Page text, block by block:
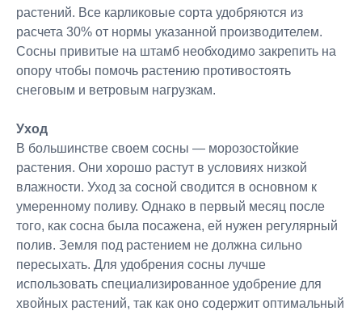
растений. Все карликовые сорта удобряются из
расчета 30% от нормы указанной производителем.
Сосны привитые на штамб необходимо закрепить на
опору чтобы помочь растению противостоять
снеговым и ветровым нагрузкам.
Уход
В большинстве своем сосны — морозостойкие
растения. Они хорошо растут в условиях низкой
влажности. Уход за сосной сводится в основном к
умеренному поливу. Однако в первый месяц после
того, как сосна была посажена, ей нужен регулярный
полив. Земля под растением не должна сильно
пересыхать. Для удобрения сосны лучше
использовать специализированное удобрение для
хвойных растений, так как оно содержит оптимальный